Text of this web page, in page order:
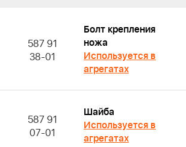
587 91
38-01
Болт крепления
ножа
Используется в
агрегатах
587 91
07-01
Шайба
Используется в
агрегатах